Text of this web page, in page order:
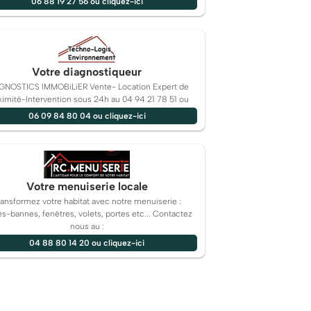
Votre diagnostiqueur
IMMOBiLiER Vente- Location Expert de
Intervention sous 24h au 04 94 21 78 51 ou
06 09 84 80 04 ou cliquez-ici
Votre menuiserie locale
votre habitat avec notre menuiserie :
bannes, fenêtres, volets, portes etc... Contactez
nous au :
04 88 80 14 20 ou cliquez-ici